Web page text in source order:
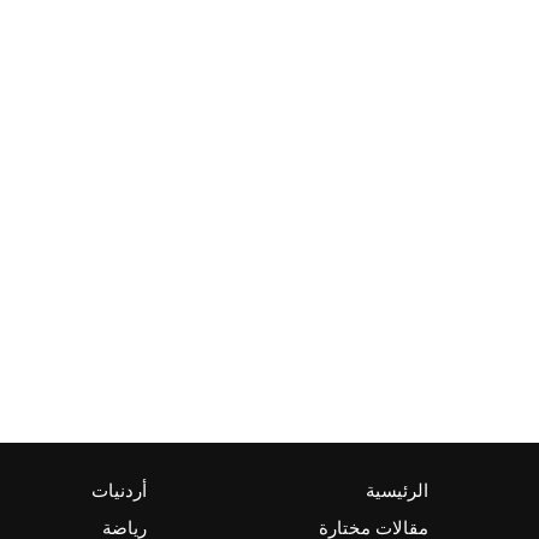
الرئيسية أردنيات
مقالات مختارة
رياضة